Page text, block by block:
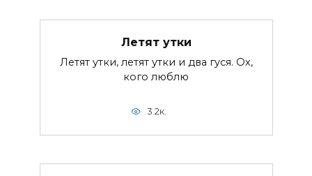
Летят утки
Летят утки, летят утки и два гуся. Ох,
кого люблю
3.2к.